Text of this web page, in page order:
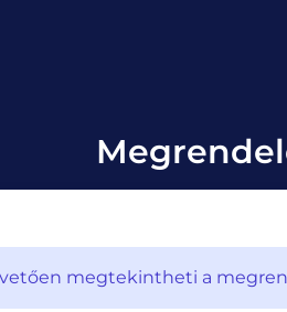
megtekintheti a